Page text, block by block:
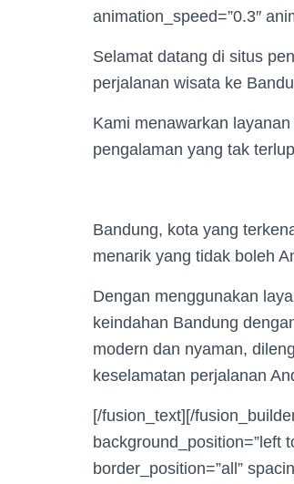
animation_speed=”0.3″
Selamat datang di situs
perjalanan wisata ke
Kami menawarkan
pengalaman yang tak
Bandung, kota yang
menarik yang tidak boleh
Dengan menggunakan
keindahan Bandung
modern dan nyaman,
keselamatan perjalanan
[/fusion_text][/
background_position=”left
border_position=”all”